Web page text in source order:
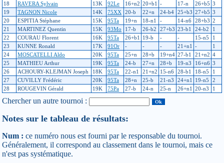
18
RAVERA Sylvain 13K 92Le 16+n2 20+b1 - 17-n 26+b5 3
19
TAGNON Nicole 14K 75XX 20-b 22+n 24-b4 25+b3 27+b5 3
20
ESPITIA Stéphane 15K 95Ta 19+n 18-n1 - 14-n6 28+b3 2
21
MARTINEZ Quentin 15K 93Mo 17-b 26-b2 27+b3 23-b1 24-b2
1
22
COURAU Florent 16K 95Ta 26+b1 19-b - - 15-n5
1
23
KUNNE Ronald 17K 91Or - - - 21+n1 -
1
24
MOSCATELLI Aldo 20K 95Ta 25+n 28+b 19+n4 27-b1 21+n2 4
25
MATHIEU Arthur 19K 95Ta 24-b 27+n 28+b 19-n3 16+n6 3
26
ACHOURY-KLEJMAN Joseph 18K 95Ta 22-n1 21+n2 15-n6 28-b1 18-n5
1
27
CUVILLY Frédéric 20K 95Ta 28+n 25-b 21-n3 24+n1 19-n5
2
28
ROUGEVIN Gérald 19K 75Pa 27-b 24-n 25-n 26+n1 20-n3 1
Chercher un autre tournoi :
Notes sur le tableau de résultats:
Num : ce numéro nous est fourni par le responsable du tournoi.
Généralement, il correspond au classement dans le tournoi, mais ce
n'est pas systématique.